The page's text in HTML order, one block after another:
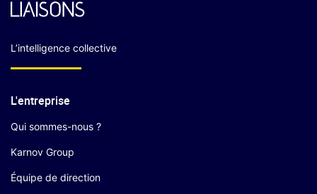
L’intelligence collective
L'entreprise
Qui sommes-nous ?
Karnov Group
Équipe de direction